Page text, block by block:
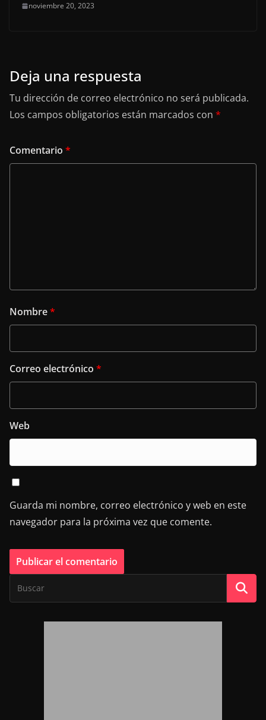
noviembre 20, 2023
Deja una respuesta
Tu dirección de correo electrónico no será publicada.
Los campos obligatorios están marcados con *
Comentario *
Nombre*
Correo electrónico *
Web
Guarda mi nombre, correo electrónico y web en este
navegador para la próxima vez que comente.